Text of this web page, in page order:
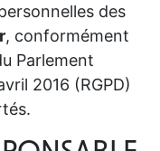
des
, conformément
Parlement
2016 (RGPD)